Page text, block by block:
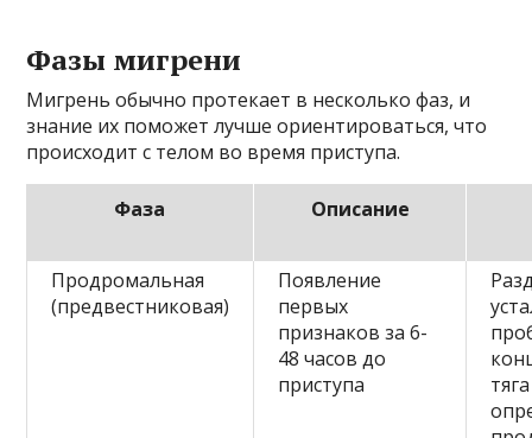
Фазы мигрени
Мигрень обычно протекает в несколько фаз, и
знание их поможет лучше ориентироваться, что
происходит с телом во время приступа.
Фаза Описание
Продромальная
(предвестниковая)
Появление
первых
признаков за 6-
48 часов до
приступа